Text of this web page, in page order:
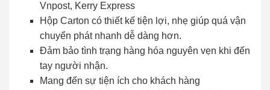
Vnpost, Kerry Express
Hộp Carton có thiết kế tiện lợi, nhẹ giúp quá vận
chuyển phát nhanh dễ dàng hơn.
Đảm bảo tình trạng hàng hóa nguyên vẹn khi đến
tay người nhận.
Mang đến sự tiện ích cho khách hàng